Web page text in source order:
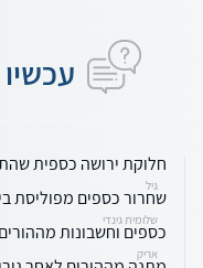
חלוקת ירושה כספית
גיל
שחרור כספים מפוליסת
שלומית גינדי
כספים וחשבונות
אריק